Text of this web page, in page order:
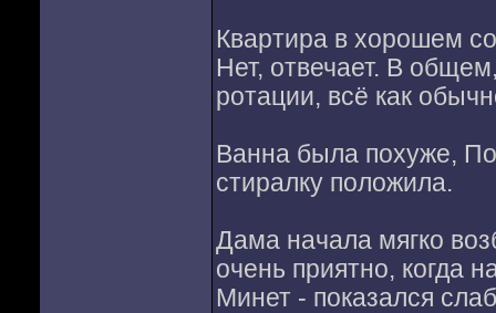
Квартира в хорошем
Нет, отвечает. В
ротации, всё как
Ванна была похуже,
стиралку положила.
Дама начала мягко
очень приятно, когда
Минет - показался